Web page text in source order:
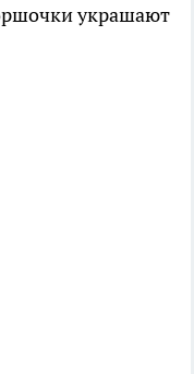
украшают